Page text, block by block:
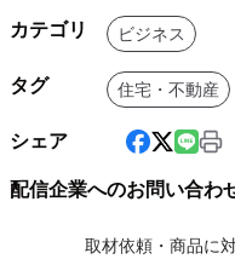
カテゴリ ビジネス
タグ 住宅・不動産
シェア
配信企業へのお問い合わ
取材依頼・商品に